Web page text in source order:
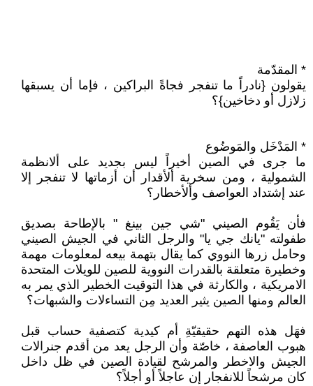
* المقدّمة
يقولون {نادراً ما تنفجر فجاةً البراكين ، فإما أن يسبقها
زلازل أو دخاخين}؟
* المَدْخَل والمَوضُوع
ما جرى في الصين أخيراً ليس بجديد على ألانظمة
الشمولية ، ومن سخرية ألأقدار أن أزماتها لا تنفجر إلا
عند إشتداد العواصف وألأخطار؟
فأن يَقُوم الصيني "شي جين بينغ " بالإطاحة بصديق
طفولته "يانك جي يا" والرجل الثاني في الجيش الصيني
وحامل زرها النووي كما يقال بتهمة بيعه لمعلومات مهمة
وخطيرة متعلقة بالقدرات النووية للصين للويلات المتحدة
الامريكية ، والكارثة في هذا التوقيت الخطير الذي يمر به
العالم ومنها الصين يثير العديد مِن التساءلات والشبهات؟
فهَل هذه التهم حقيقيّةِ أم كيدية كتصفية حساب قبل
هبوب العاصفة ، خاصّة وأن الرجل يعد من أقدم جنرالات
الجيش والاخطر والمرشح لقيادة الصين في ظل داخل
كان مرشحاً للانفجار إن عاجلاً أو أجلاً؟